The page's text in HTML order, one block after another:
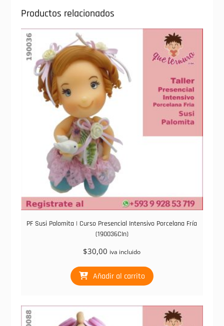
Productos relacionados
PF Susi Palomita | Curso Presencial Intensivo Porcelana Fría
(190036CIn)
$30,00 iva incluido
Añadir al carrito